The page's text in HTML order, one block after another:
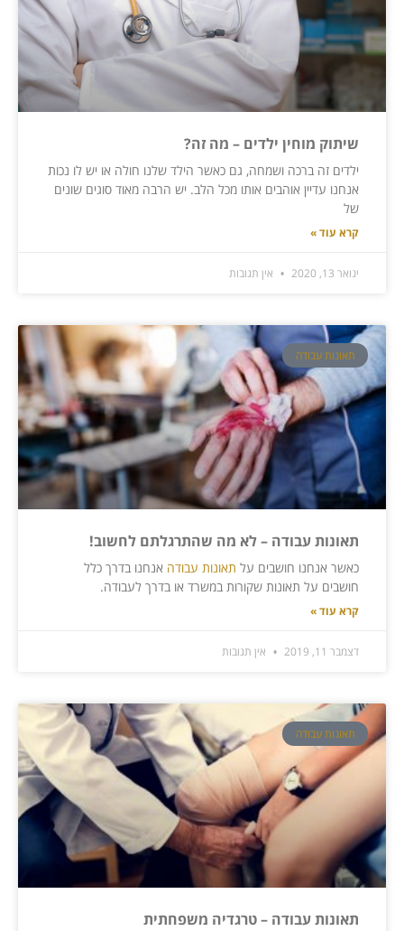
שיתוק מוחין ילדים – מה זה?
ילדים זה ברכה ושמחה, גם כאשר הילד שלנו חולה או יש לו נכות
אנחנו עדיין אוהבים אותו מכל הלב. יש הרבה מאוד סוגים שונים
של
קרא עוד »
ינואר 13, 2020 אין תגובות
תאונות עבודה
תאונות עבודה – לא מה שהתרגלתם לחשוב!
כאשר אנחנו חושבים על תאונות עבודה אנחנו בדרך כלל
חושבים על תאונות שקורות במשרד או בדרך לעבודה.
קרא עוד »
דצמבר 11, 2019 אין תגובות
תאונות עבודה
תאונות עבודה – טרגדיה משפחתית